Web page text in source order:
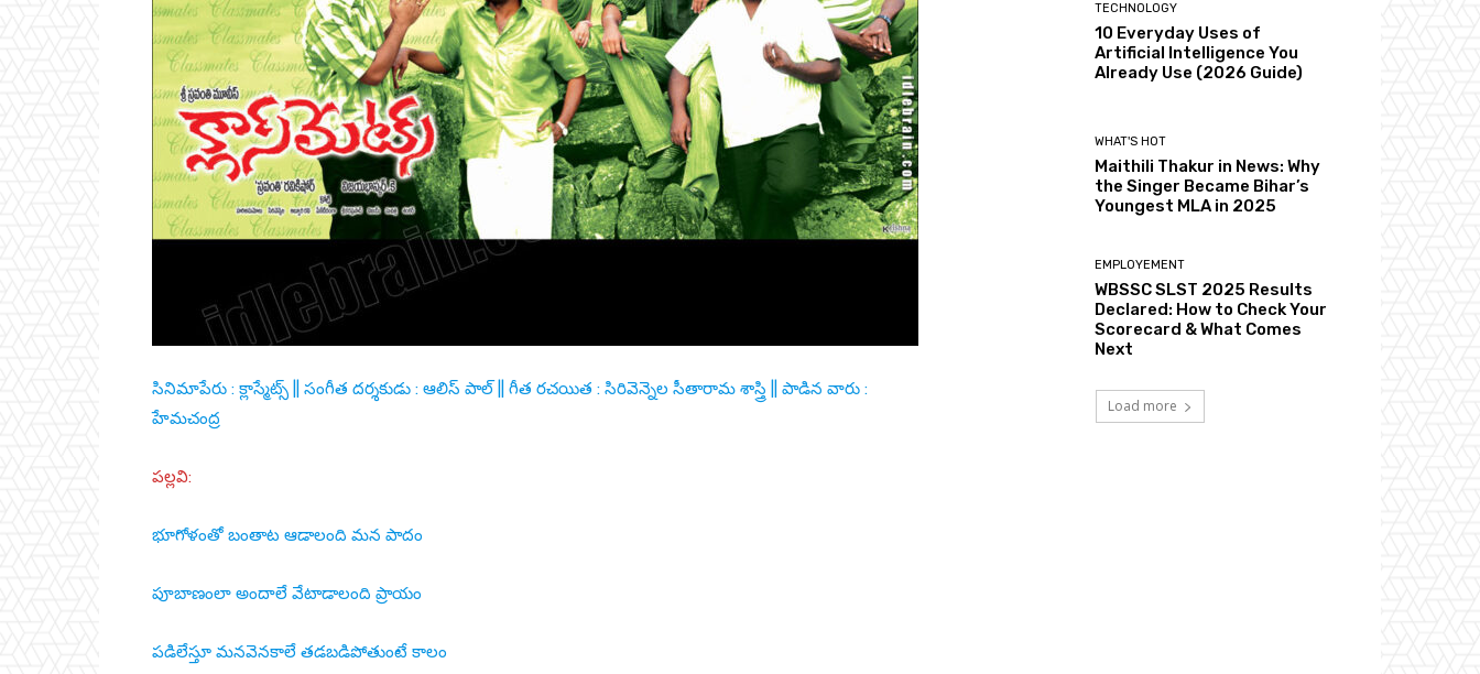
సినిమాపేరు : క్లాస్మేట్స్ || సంగీత దర్శకుడు : ఆలిస్ పాల్ || గీత రచయిత : సిరివెన్నెల సీతారామ శాస్త్రి || పాడిన వారు :
హేమచంద్ర
పల్లవి:
భూగోళంతో బంతాట ఆడాలంది మన పాదం
పూబాణంలా అందాలే వేటాడాలంది ప్రాయం
పడిలేస్తూ మనవెనకాలే తడబడిపోతుంటే కాలం
TECHNOLOGY
10 Everyday Uses of
Artificial Intelligence You
Already Use (2026 Guide)
WHAT'S HOT
Maithili Thakur in News: Why
the Singer Became Bihar’s
Youngest MLA in 2025
EMPLOYEMENT
WBSSC SLST 2025 Results
Declared: How to Check Your
Scorecard & What Comes
Next
Load more